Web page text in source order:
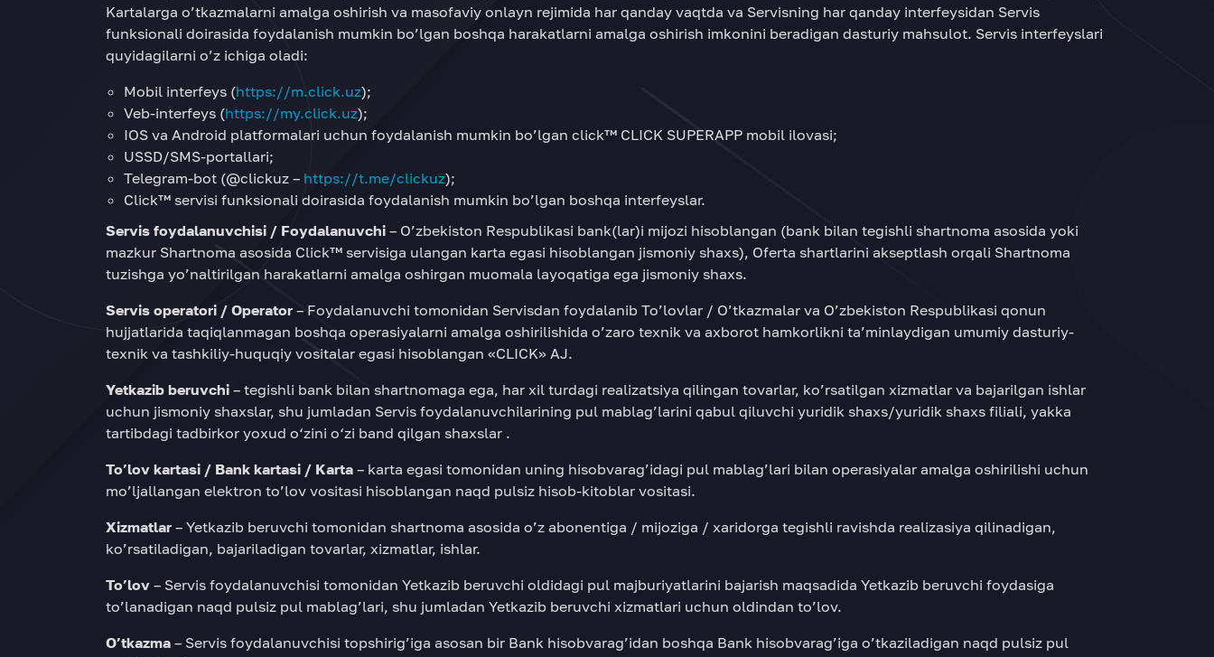
Kartalarga o’tkazmalarni amalga oshirish va masofaviy onlayn rejimida har qanday vaqtda va Servisning har qanday interfeysidan Servis
funksionali doirasida foydalanish mumkin bo’lgan boshqa harakatlarni amalga oshirish imkonini beradigan dasturiy mahsulot. Servis interfeyslari
quyidagilarni o’z ichiga oladi:
Mobil interfeys (https://m.click.uz);
Veb-interfeys (https://my.click.uz);
IOS va Android platformalari uchun foydalanish mumkin bo’lgan click™ CLICK SUPERAPP mobil ilovasi;
USSD/SMS-portallari;
Telegram-bot (@clickuz – https://t.me/clickuz);
Click™ servisi funksionali doirasida foydalanish mumkin bo’lgan boshqa interfeyslar.
Servis foydalanuvchisi / Foydalanuvchi – O’zbekiston Respublikasi bank(lar)i mijozi hisoblangan (bank bilan tegishli shartnoma asosida yoki
mazkur Shartnoma asosida Click™ servisiga ulangan karta egasi hisoblangan jismoniy shaxs), Oferta shartlarini akseptlash orqali Shartnoma
tuzishga yo’naltirilgan harakatlarni amalga oshirgan muomala layoqatiga ega jismoniy shaxs.
Servis operatori / Operator – Foydalanuvchi tomonidan Servisdan foydalanib To’lovlar / O’tkazmalar va O’zbekiston Respublikasi qonun
hujjatlarida taqiqlanmagan boshqa operasiyalarni amalga oshirilishida o’zaro texnik va axborot hamkorlikni ta’minlaydigan umumiy dasturiy-
texnik va tashkiliy-huquqiy vositalar egasi hisoblangan «CLICK» AJ.
Yetkazib beruvchi – tegishli bank bilan shartnomaga ega, har xil turdagi realizatsiya qilingan tovarlar, ko’rsatilgan xizmatlar va bajarilgan ishlar
uchun jismoniy shaxslar, shu jumladan Servis foydalanuvchilarining pul mablag’larini qabul qiluvchi yuridik shaxs/yuridik shaxs filiali, yakka
tartibdagi tadbirkor yoxud o‘zini o‘zi band qilgan shaxslar .
To’lov kartasi / Bank kartasi / Karta – karta egasi tomonidan uning hisobvarag’idagi pul mablag’lari bilan operasiyalar amalga oshirilishi uchun
mo’ljallangan elektron to’lov vositasi hisoblangan naqd pulsiz hisob-kitoblar vositasi.
Xizmatlar – Yetkazib beruvchi tomonidan shartnoma asosida o’z abonentiga / mijoziga / xaridorga tegishli ravishda realizasiya qilinadigan,
ko’rsatiladigan, bajariladigan tovarlar, xizmatlar, ishlar.
To’lov – Servis foydalanuvchisi tomonidan Yetkazib beruvchi oldidagi pul majburiyatlarini bajarish maqsadida Yetkazib beruvchi foydasiga
to’lanadigan naqd pulsiz pul mablag’lari, shu jumladan Yetkazib beruvchi xizmatlari uchun oldindan to’lov.
O’tkazma – Servis foydalanuvchisi topshirig’iga asosan bir Bank hisobvarag’idan boshqa Bank hisobvarag’iga o’tkaziladigan naqd pulsiz pul